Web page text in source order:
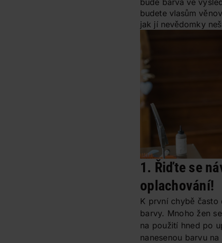
bude barva ve
budete vlasům
jak jí nevědomky
1. Řiďte se
oplachování!
K první chybě
barvy. Mnoho žen
na použití hned po
nanesenou barvu